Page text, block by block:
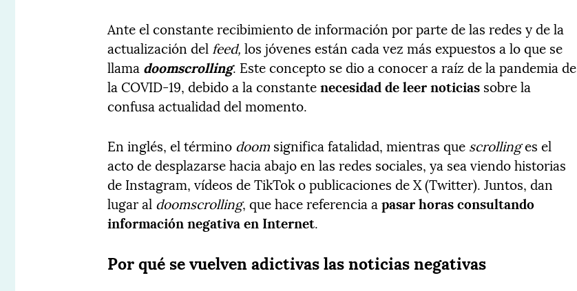
Ante el constante recibimiento de información por parte de las redes y de la
actualización del feed, los jóvenes están cada vez más expuestos a lo que se
llama doomscrolling. Este concepto se dio a conocer a raíz de la pandemia de
la COVID-19, debido a la constantenecesidad de leer noticias sobre la
confusa actualidad del momento.
En inglés, el término doom significa fatalidad, mientras que scrollinges el
acto de desplazarse hacia abajo en las redes sociales, ya sea viendo historias
de Instagram, vídeos de TikTok o publicaciones de X (Twitter). Juntos, dan
lugar al doomscrolling, que hace referencia apasar horas consultando
información negativa en Internet.
Por qué se vuelven adictivas las noticias negativas